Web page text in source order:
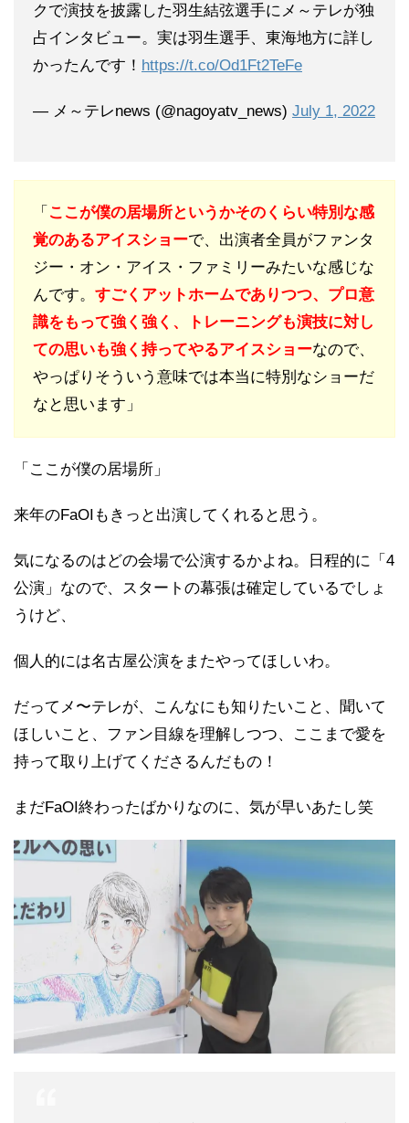
クで演技を披露した羽生結弦選手にメ～テレが独
占インタビュー。実は羽生選手、東海地方に詳し
かったんです！ https://t.co/Od1Ft2TeFe
— メ～テレnews (@nagoyatv_news) July 1, 2022
「 ここが僕の居場所というかそのくらい特別な感
覚のあるアイスショーで、出演者全員がファンタ
ジー・オン・アイス・ファミリーみたいな感じな
んです。 すごくアットホームでありつつ、プロ意
識をもって強く強く、トレーニングも演技に対し
ての思いも強く持ってやるアイスショーなので、
やっぱりそういう意味では本当に特別なショーだ
なと思います」
「ここが僕の居場所」
来年のFaOIもきっと出演してくれると思う。
気になるのはどの会場で公演するかよね。日程的に「4
公演」なので、スタートの幕張は確定しているでしょ
うけど、
個人的には名古屋公演をまたやってほしいわ。
だってメ〜テレが、こんなにも知りたいこと、聞いて
ほしいこと、ファン目線を理解しつつ、ここまで愛を
持って取り上げてくださるんだもの！
まだFaOI終わったばかりなのに、気が早いあたし笑